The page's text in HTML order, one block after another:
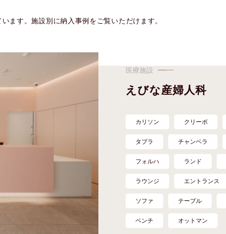
ます。施設別に納入事例をご覧いただけます。
医療施設
えびな産婦人科
カリソン クリーボ
タブラ チャンベラ
フォルハ ランド
ラウンジ エントランス
ソファ テーブル
ベンチ オットマン